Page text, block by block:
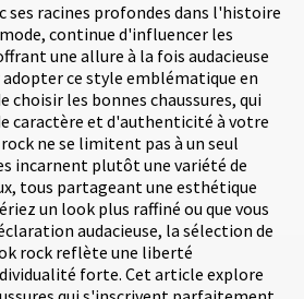
ses racines profondes dans l'histoire
continue d'influencer les
une allure à la fois audacieuse
ce style emblématique en
choisir les bonnes chaussures, qui
caractère et d'authenticité à votre
ne se limitent pas à un seul
incarnent plutôt une variété de
tous partageant une esthétique
un look plus raffiné ou que vous
audacieuse, la sélection de
rock reflète une liberté
forte. Cet article explore